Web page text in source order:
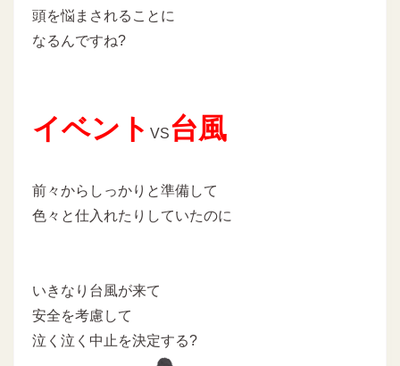
頭を悩まされることに
なるんですね?
イベント VS 台風
前々からしっかりと準備して
色々と仕入れたりしていたのに
いきなり台風が来て
安全を考慮して
泣く泣く中止を決定する?